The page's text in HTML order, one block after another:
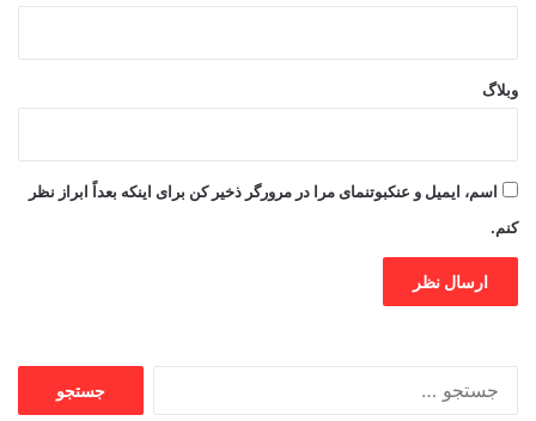
وبلاگ
اسم، ایمیل و عنکبوتنمای مرا در مرورگر ذخیر کن برای اینکه بعداً ابراز نظر
کنم.